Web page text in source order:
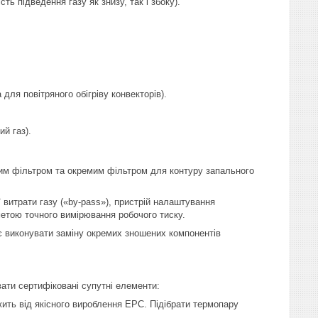
повітряного обігріву конвекторів).
газ).
фільтром та окремим фільтром для контуру запального
газу («by-pass»), пристрій налаштування
точного вимірювання робочого тиску.
заміну окремих зношених компонентів
сертифіковані супутні елементи:
від якісного вироблення ЕРС. Підібрати термопару